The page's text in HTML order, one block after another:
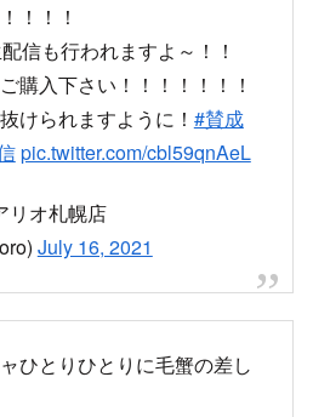
！！！
信も行われますよ～！！
購入下さい！！！！！！！
けられますように！ #賛成
pic.twitter.com/cbl59qnAeL
リオ札幌店
July 16, 2021
ひとりひとりに毛蟹の差し